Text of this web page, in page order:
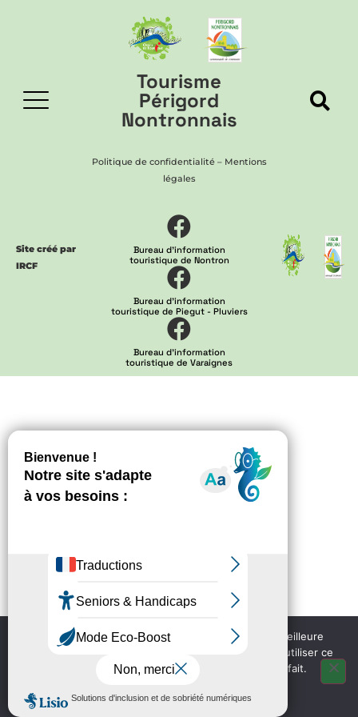
Tourisme
Périgord
Nontronnais
Site créé par
IRCF
Politique de confidentialité– Mentions
légales
Bureau d'information
touristique de Nontron
Bureau d'information
touristique de Piegut - Pluviers
Bureau d'information
touristique de Varaignes
Nous utilisons des cookies pour vous garantir la meilleure
expérience sur notre site web. Si vous continuez à utiliser ce
site, nous supposerons que vous en êtes satisfait.
OK